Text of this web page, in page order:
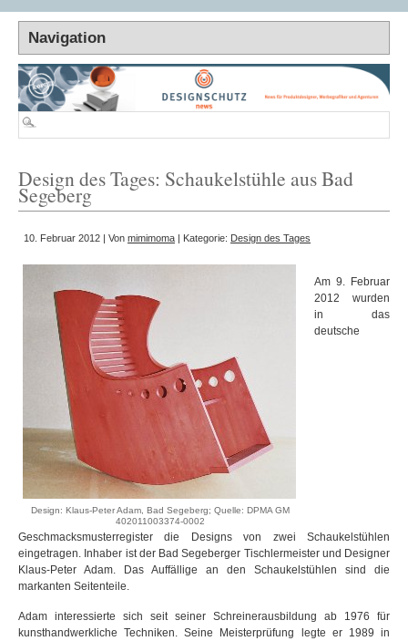
Design des Tages: Schaukelstühle aus Bad
Segeberg
10. Februar 2012 | Von mimimoma | Kategorie: Design des Tages
Design: Klaus-Peter Adam, Bad Segeberg; Quelle: DPMA GM
402011003374-0002
Am 9. Februar
2012 wurden
in das
deutsche
Geschmacksmusterregister die Designs von zwei Schaukelstühlen
eingetragen. Inhaber ist der Bad Segeberger Tischlermeister und Designer
Klaus-Peter Adam. Das Auffällige an den Schaukelstühlen sind die
markanten Seitenteile.
Adam interessierte sich seit seiner Schreinerausbildung ab 1976 für
kunsthandwerkliche Techniken. Seine Meisterprüfung legte er 1989 in